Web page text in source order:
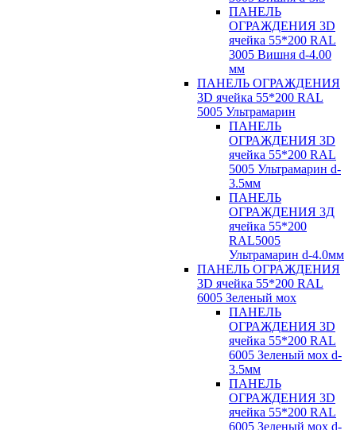
ПАНЕЛЬ
ОГРАЖДЕНИЯ 3D
ячейка 55*200 RAL
3005 Вишня d-4.00
мм
ПАНЕЛЬ ОГРАЖДЕНИЯ
3D ячейка 55*200 RAL
5005 Ультрамарин
ПАНЕЛЬ
ОГРАЖДЕНИЯ 3D
ячейка 55*200 RAL
5005 Ультрамарин d-
3.5мм
ПАНЕЛЬ
ОГРАЖДЕНИЯ 3Д
ячейка 55*200
RAL5005
Ультрамарин d-4.0мм
ПАНЕЛЬ ОГРАЖДЕНИЯ
3D ячейка 55*200 RAL
6005 Зеленый мох
ПАНЕЛЬ
ОГРАЖДЕНИЯ 3D
ячейка 55*200 RAL
6005 Зеленый мох d-
3.5мм
ПАНЕЛЬ
ОГРАЖДЕНИЯ 3D
ячейка 55*200 RAL
6005 Зеленый мох d-